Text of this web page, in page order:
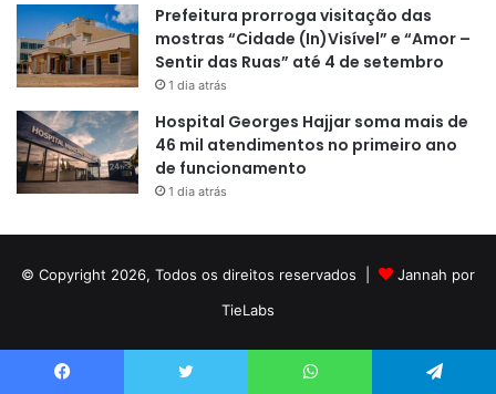
Prefeitura prorroga visitação das
mostras “Cidade (In)Visível” e “Amor –
Sentir das Ruas” até 4 de setembro
1 dia atrás
Hospital Georges Hajjar soma mais de
46 mil atendimentos no primeiro ano
de funcionamento
1 dia atrás
© Copyright 2026, Todos os direitos reservados |
Jannah por
TieLabs